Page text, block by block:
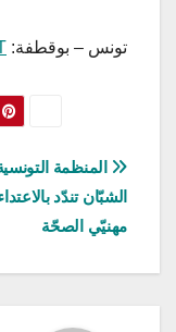
تونس – بوقطفة:
تصفّح
المقالات
المنظمة
الشبّان تندّد
مهنيّي الصحّة